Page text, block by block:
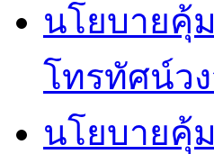
นโยบายคุ้
โทรทัศน์ว
นโยบายคุ้